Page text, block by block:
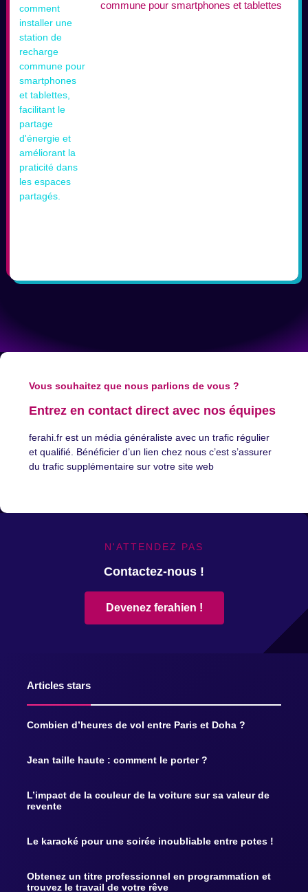
commune pour smartphones et tablettes
Vous souhaitez que nous parlions de vous ?
Entrez en contact direct avec nos équipes
ferahi.fr est un média généraliste avec un trafic régulier
et qualifié. Bénéficier d’un lien chez nous c’est s’assurer
du trafic supplémentaire sur votre site web
N'ATTENDEZ PAS
Contactez-nous !
Devenez ferahien !
Articles stars
Combien d’heures de vol entre Paris et Doha ?
Jean taille haute : comment le porter ?
L’impact de la couleur de la voiture sur sa valeur de
revente
Le karaoké pour une soirée inoubliable entre potes !
Obtenez un titre professionnel en programmation et
trouvez le travail de votre rêve